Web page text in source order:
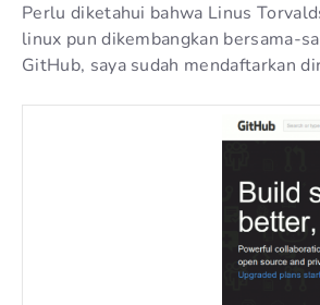
Perlu diketahui bahwa Linus
linux pun dikembangkan bersama-
GitHub, saya sudah mendaftarkan